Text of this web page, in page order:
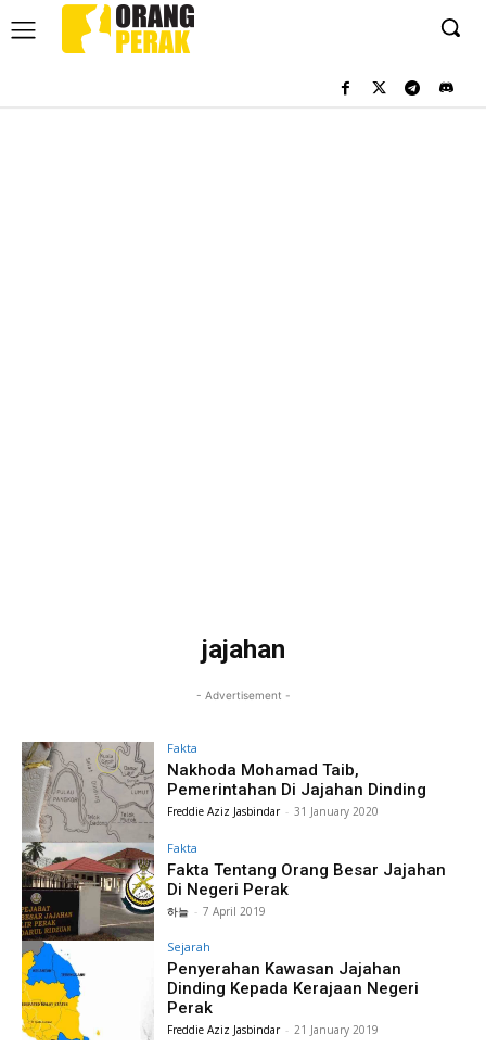
jajahan
- Advertisement -
Fakta
Nakhoda Mohamad Taib,
Pemerintahan Di Jajahan Dinding
Freddie Aziz Jasbindar - 31 January 2020
Fakta
Fakta Tentang Orang Besar Jajahan
Di Negeri Perak
하늘 - 7 April 2019
Sejarah
Penyerahan Kawasan Jajahan
Dinding Kepada Kerajaan Negeri
Perak
Freddie Aziz Jasbindar - 21 January 2019